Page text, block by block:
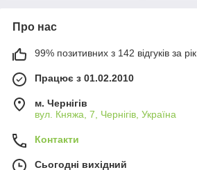
Про нас
99% позитивних з 142 відгуків за рік
Працює з 01.02.2010
м. Чернігів
вул. Княжа, 7, Чернігів, Україна
Контакти
Сьогодні вихідний